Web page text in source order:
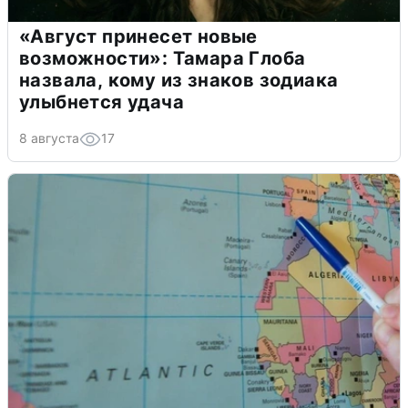
«Август принесет новые
возможности»: Тамара Глоба
назвала, кому из знаков зодиака
улыбнется удача
8 августа 17